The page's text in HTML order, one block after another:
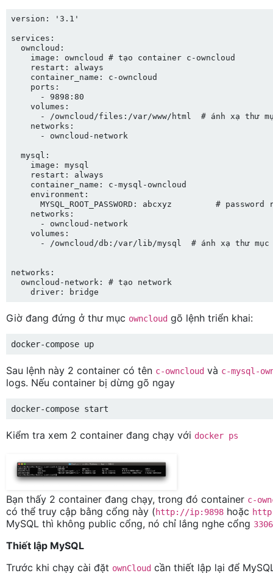
version: '3.1'
services:
  owncloud:
    image: owncloud # tạo container c-owncloud
    restart: always
    container_name: c-owncloud
    ports:
      - 9898:80
    volumes:
- /owncloud/files:/var/www/html  # ánh xạ thư
    networks:
      - owncloud-network
  mysql:
    image: mysql
    restart: always
    container_name: c-mysql-owncloud
    environment:
MYSQL_ROOT_PASSWORD: abcxyz         # password
    networks:
      - owncloud-network
    volumes:
- /owncloud/db:/var/lib/mysql  # ánh xạ thư
networks:
  owncloud-network: # tạo network
Giờ đang đứng ở thư mục owncloud gõ lệnh triển khai:
docker-compose up
Sau lệnh này 2 container có tên c-owncloud và c-mysql-
logs. Nếu container bị dừng gõ ngay
docker-compose start
Kiểm tra xem 2 container đang chạy với docker ps
Bạn thấy 2 container đang chạy, trong đó container c-
có thể truy cập bằng cổng này (http://ip:9898 hoặc
MySQL thì không public cổng, nó chỉ lắng nghe cổng 3306
Thiết lập MySQL
Trước khi chạy cài đặt ownCloud cần thiết lập lại để